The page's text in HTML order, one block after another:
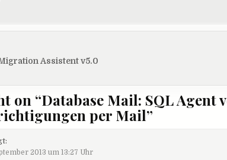
Assistent v5.0
on “Database Mail: SQL Agent
per Mail”
2013 um 13:27 Uhr